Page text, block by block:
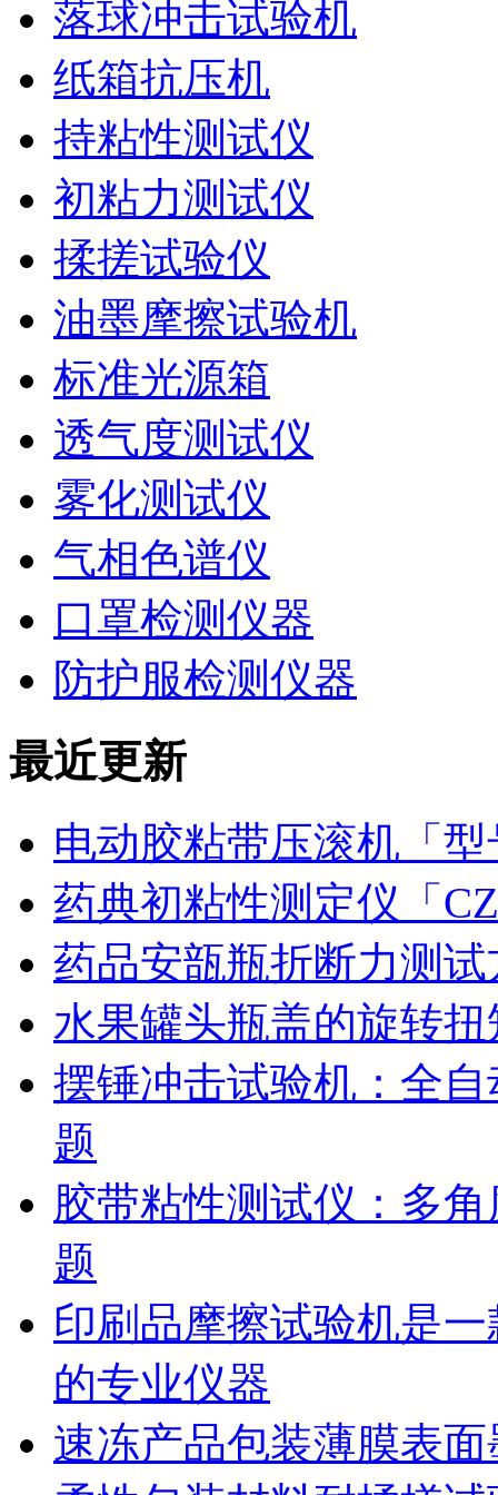
落球冲击试验机
纸箱抗压机
持粘性测试仪
初粘力测试仪
揉搓试验仪
油墨摩擦试验机
标准光源箱
透气度测试仪
雾化测试仪
气相色谱仪
口罩检测仪器
防护服检测仪器
最近更新
电动胶粘带压滚机「
药典初粘性测定仪「
药品安瓿瓶折断力测
水果罐头瓶盖的旋转
摆锤冲击试验机：全
题
胶带粘性测试仪：多
题
印刷品摩擦试验机是
的专业仪器
速冻产品包装薄膜表